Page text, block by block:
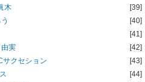
木
実
サクセション
[39]
[40]
[41]
[42]
[43]
[44]